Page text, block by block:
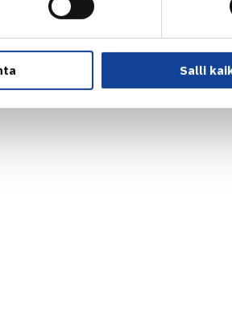
Salli